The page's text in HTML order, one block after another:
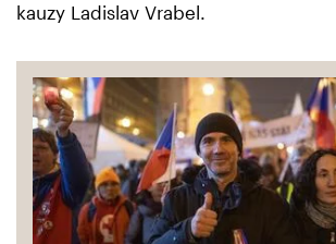
kauzy Ladislav Vrabel.